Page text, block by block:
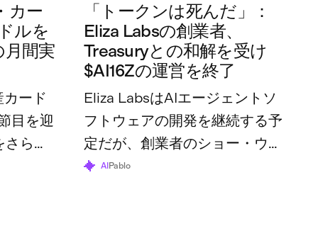
カー
ルを
月間実
ード
目を迎
らに
の利用
「トークンは死んだ」：
Eliza Labsの創業者、
Treasuryとの和解を受け
$AI16Zの運営を終了
Eliza LabsはAIエージェントソ
フトウェアの開発を継続する予
定だが、創業者のショー・ウォ
ルターズ氏は、トークンとその
AI Pablo